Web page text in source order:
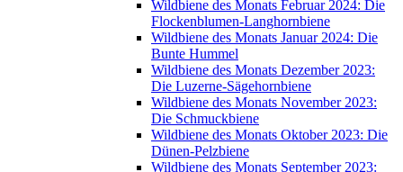
Wildbiene des Monats Februar 2024: Die
Flockenblumen-Langhornbiene
Wildbiene des Monats Januar 2024: Die
Bunte Hummel
Wildbiene des Monats Dezember 2023:
Die Luzerne-Sägehornbiene
Wildbiene des Monats November 2023:
Die Schmuckbiene
Wildbiene des Monats Oktober 2023: Die
Dünen-Pelzbiene
Wildbiene des Monats September 2023: